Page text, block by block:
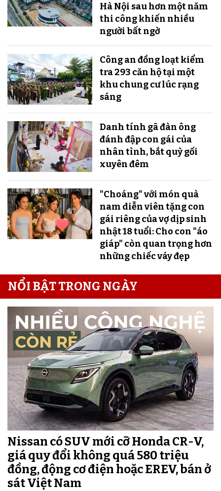
Hà Nội sau hơn một năm
thi công khiến nhiều
người bất ngờ
Công an đồng loạt kiểm
tra 293 căn hộ tại một
khu chung cư lúc rạng
sáng
Danh tính gã đàn ông
đánh đập con gái của
nhân tình, bắt quỳ gối
xuyên đêm
"Choáng" với món quà
nam diễn viên tặng con
gái riêng của vợ dịp sinh
nhật 18 tuổi: Cho con "áo
giáp" còn quan trọng hơn
những chiếc váy đẹp
NỔI BẬT TRONG NGÀY
Nissan có SUV mới cỡ Honda CR-V,
giá quy đổi không quá 580 triệu
đồng, động cơ điện hoặc EREV, bán ở
sát Việt Nam